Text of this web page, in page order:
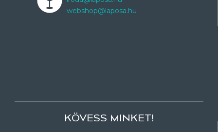
webshop@laposa.hu
KÖVESS MINKET!